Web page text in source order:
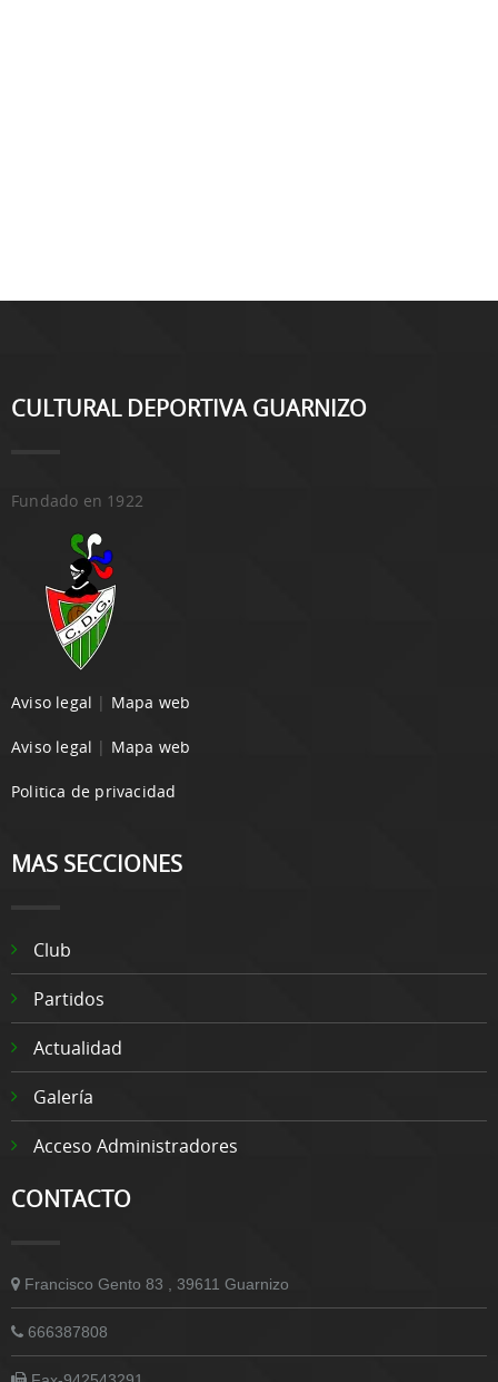
CULTURAL DEPORTIVA GUARNIZO
Fundado en 1922
Aviso legal | Mapa web
Aviso legal | Mapa web
Politica de privacidad
MAS SECCIONES
Club
Partidos
Actualidad
Galería
Acceso Administradores
CONTACTO
Francisco Gento 83 , 39611 Guarnizo
666387808